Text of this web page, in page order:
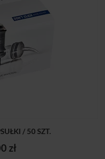
/ 50 SZT.
zł